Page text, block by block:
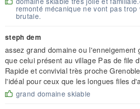
remonté mécanique ne vont pas
brutale.
steph dem
assez grand domaine ou l'enneigement
que celui présent au village Pas de file
Rapide et convivial très proche
l'idéal pour ceux que les longues files
grand domaine skiable